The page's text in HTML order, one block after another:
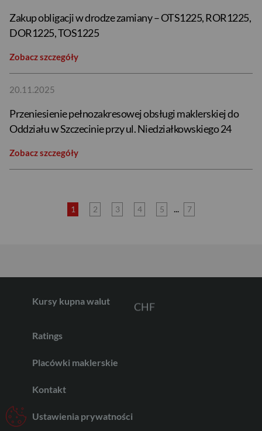
Zakup obligacji w drodze zamiany – OTS1225, ROR1225,
DOR1225, TOS1225
Zobacz szczegóły
20.11.2025
Przeniesienie pełnozakresowej obsługi maklerskiej do
Oddziału w Szczecinie przy ul. Niedziałkowskiego 24
Zobacz szczegóły
1 2 3 4 5 ... 7
Kursy kupna walut
EUR
CHF
Ratings
Placówki maklerskie
Kontakt
Ustawienia prywatności